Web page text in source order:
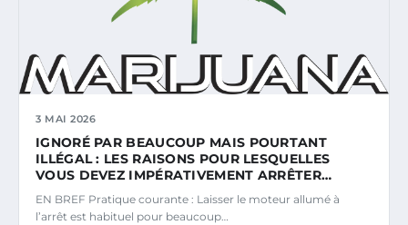
3 MAI 2026
IGNORÉ PAR BEAUCOUP MAIS POURTANT
ILLÉGAL : LES RAISONS POUR LESQUELLES
VOUS DEVEZ IMPÉRATIVEMENT ARRÊTER…
EN BREF Pratique courante : Laisser le moteur allumé à
l’arrêt est habituel pour beaucoup…